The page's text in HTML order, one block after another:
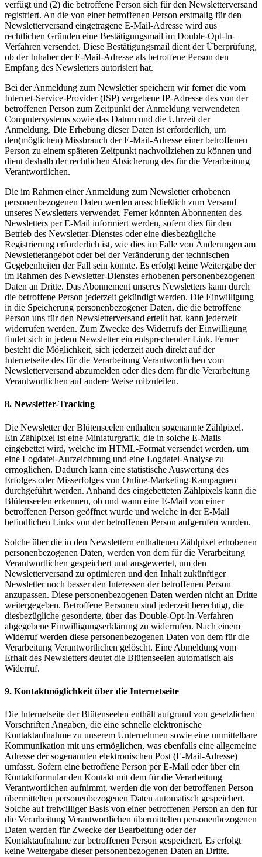
verfügt und (2) die betroffene Person sich für den Newsletterversand
registriert. An die von einer betroffenen Person erstmalig für den
Newsletterversand eingetragene E-Mail-Adresse wird aus
rechtlichen Gründen eine Bestätigungsmail im Double-Opt-In-
Verfahren versendet. Diese Bestätigungsmail dient der Überprüfung,
ob der Inhaber der E-Mail-Adresse als betroffene Person den
Empfang des Newsletters autorisiert hat.
Bei der Anmeldung zum Newsletter speichern wir ferner die vom
Internet-Service-Provider (ISP) vergebene IP-Adresse des von der
betroffenen Person zum Zeitpunkt der Anmeldung verwendeten
Computersystems sowie das Datum und die Uhrzeit der
Anmeldung. Die Erhebung dieser Daten ist erforderlich, um
den(möglichen) Missbrauch der E-Mail-Adresse einer betroffenen
Person zu einem späteren Zeitpunkt nachvollziehen zu können und
dient deshalb der rechtlichen Absicherung des für die Verarbeitung
Verantwortlichen.
Die im Rahmen einer Anmeldung zum Newsletter erhobenen
personenbezogenen Daten werden ausschließlich zum Versand
unseres Newsletters verwendet. Ferner könnten Abonnenten des
Newsletters per E-Mail informiert werden, sofern dies für den
Betrieb des Newsletter-Dienstes oder eine diesbezügliche
Registrierung erforderlich ist, wie dies im Falle von Änderungen am
Newsletterangebot oder bei der Veränderung der technischen
Gegebenheiten der Fall sein könnte. Es erfolgt keine Weitergabe der
im Rahmen des Newsletter-Dienstes erhobenen personenbezogenen
Daten an Dritte. Das Abonnement unseres Newsletters kann durch
die betroffene Person jederzeit gekündigt werden. Die Einwilligung
in die Speicherung personenbezogener Daten, die die betroffene
Person uns für den Newsletterversand erteilt hat, kann jederzeit
widerrufen werden. Zum Zwecke des Widerrufs der Einwilligung
findet sich in jedem Newsletter ein entsprechender Link. Ferner
besteht die Möglichkeit, sich jederzeit auch direkt auf der
Internetseite des für die Verarbeitung Verantwortlichen vom
Newsletterversand abzumelden oder dies dem für die Verarbeitung
Verantwortlichen auf andere Weise mitzuteilen.
8. Newsletter-Tracking
Die Newsletter der Blütenseelen enthalten sogenannte Zählpixel.
Ein Zählpixel ist eine Miniaturgrafik, die in solche E-Mails
eingebettet wird, welche im HTML-Format versendet werden, um
eine Logdatei-Aufzeichnung und eine Logdatei-Analyse zu
ermöglichen. Dadurch kann eine statistische Auswertung des
Erfolges oder Misserfolges von Online-Marketing-Kampagnen
durchgeführt werden. Anhand des eingebetteten Zählpixels kann die
Blütenseelen erkennen, ob und wann eine E-Mail von einer
betroffenen Person geöffnet wurde und welche in der E-Mail
befindlichen Links von der betroffenen Person aufgerufen wurden.
Solche über die in den Newslettern enthaltenen Zählpixel erhobenen
personenbezogenen Daten, werden von dem für die Verarbeitung
Verantwortlichen gespeichert und ausgewertet, um den
Newsletterversand zu optimieren und den Inhalt zukünftiger
Newsletter noch besser den Interessen der betroffenen Person
anzupassen. Diese personenbezogenen Daten werden nicht an Dritte
weitergegeben. Betroffene Personen sind jederzeit berechtigt, die
diesbezügliche gesonderte, über das Double-Opt-In-Verfahren
abgegebene Einwilligungserklärung zu widerrufen. Nach einem
Widerruf werden diese personenbezogenen Daten von dem für die
Verarbeitung Verantwortlichen gelöscht. Eine Abmeldung vom
Erhalt des Newsletters deutet die Blütenseelen automatisch als
Widerruf.
9. Kontaktmöglichkeit über die Internetseite
Die Internetseite der Blütenseelen enthält aufgrund von gesetzlichen
Vorschriften Angaben, die eine schnelle elektronische
Kontaktaufnahme zu unserem Unternehmen sowie eine unmittelbare
Kommunikation mit uns ermöglichen, was ebenfalls eine allgemeine
Adresse der sogenannten elektronischen Post (E-Mail-Adresse)
umfasst. Sofern eine betroffene Person per E-Mail oder über ein
Kontaktformular den Kontakt mit dem für die Verarbeitung
Verantwortlichen aufnimmt, werden die von der betroffenen Person
übermittelten personenbezogenen Daten automatisch gespeichert.
Solche auf freiwilliger Basis von einer betroffenen Person an den für
die Verarbeitung Verantwortlichen übermittelten personenbezogenen
Daten werden für Zwecke der Bearbeitung oder der
Kontaktaufnahme zur betroffenen Person gespeichert. Es erfolgt
keine Weitergabe dieser personenbezogenen Daten an Dritte.